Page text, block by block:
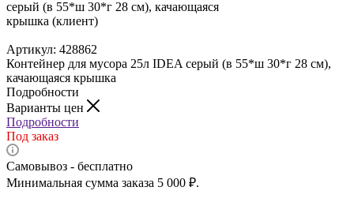
Артикул: 428862
Контейнер для мусора 25л IDEA серый (в 55*ш 30*г 28 см),
качающаяся крышка
Подробности
Варианты цен
Подробности
Под заказ
Самовывоз - бесплатно
Минимальная сумма заказа 5 000 ₽.